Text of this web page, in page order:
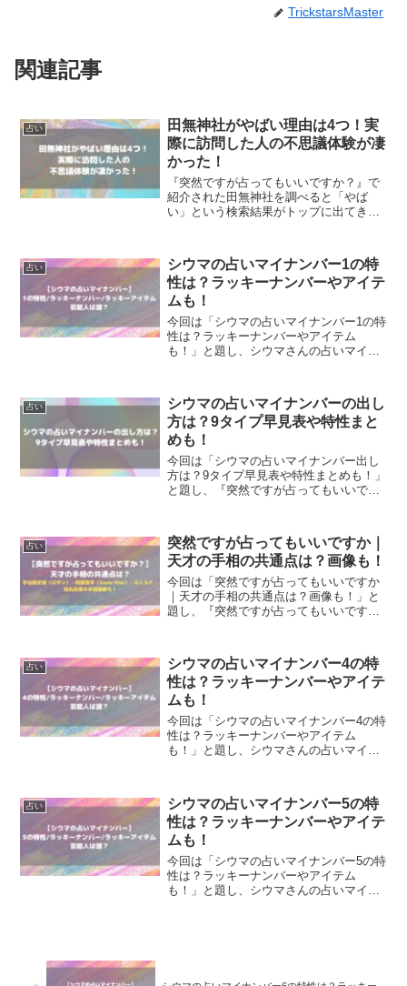
TrickstarsMaster
関連記事
占い
田無神社がやばい理由は4つ！実
際に訪問した人の不思議体験が凄
かった！
『突然ですが占ってもいいですか？』で
紹介された田無神社を調べると「やば
い」という検索結果がトップに出てきま
した人の口コミも「やばい」と連発して
いるので、...
占い
シウマの占いマイナンバー1の特
性は？ラッキーナンバーやアイテ
ムも！
今回は「シウマの占いマイナンバー1の特
性は？ラッキーナンバーやアイテム
も！」と題し、シウマさんの占いマイナ
査！
占い
シウマの占いマイナンバーの出し
方は？9タイプ早見表や特性まと
めも！
今回は「シウマの占いマイナンバー出し
方は？9タイプ早見表や特性まとめも！」
と題し、『突然ですが占ってもいいです
は？数字の出し方や1～9のそれぞれ9タイ
プの特性は？
占い
突然ですが占ってもいいですか｜
天才の手相の共通点は？画像も！
今回は「突然ですが占ってもいいですか
｜天才の手相の共通点は？画像も！」と
題し、『突然ですが占ってもいいです
像も！
占い
シウマの占いマイナンバー4の特
性は？ラッキーナンバーやアイテ
ムも！
今回は「シウマの占いマイナンバー4の特
性は？ラッキーナンバーやアイテム
も！」と題し、シウマさんの占いマイナ
査！
占い
シウマの占いマイナンバー5の特
性は？ラッキーナンバーやアイテ
ムも！
今回は「シウマの占いマイナンバー5の特
性は？ラッキーナンバーやアイテム
も！」と題し、シウマさんの占いマイナ